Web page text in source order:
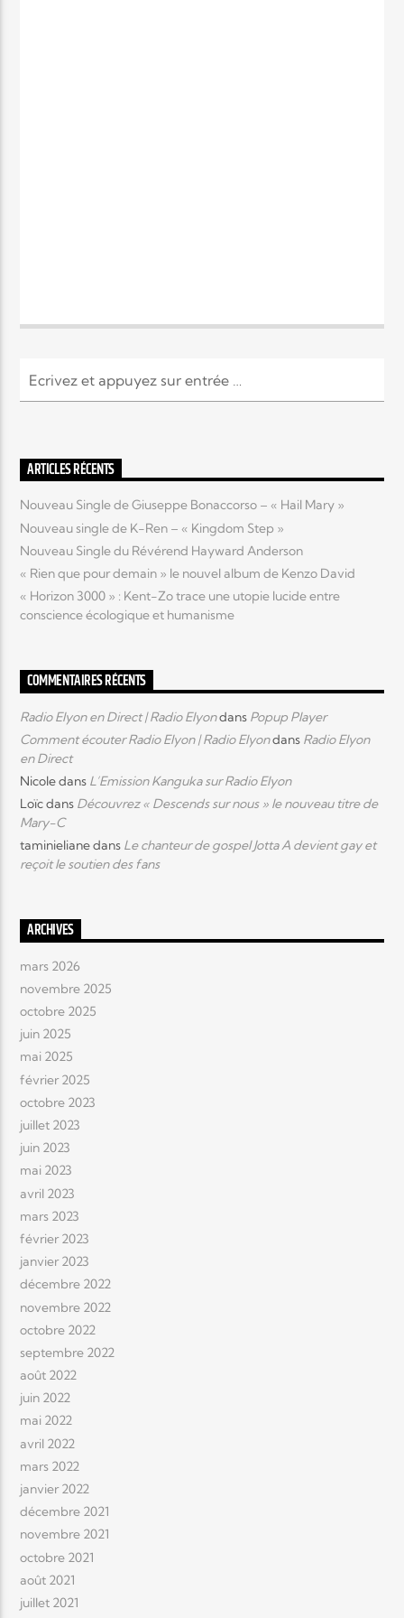
ARTICLES RÉCENTS
Nouveau Single de Giuseppe Bonaccorso – « Hail Mary »
Nouveau single de K-Ren – « Kingdom Step »
Nouveau Single du Révérend Hayward Anderson
« Rien que pour demain » le nouvel album de Kenzo David
« Horizon 3000 » : Kent-Zo trace une utopie lucide entre
conscience écologique et humanisme
COMMENTAIRES RÉCENTS
Radio Elyon en Direct | Radio Elyondans Popup Player
Comment écouter Radio Elyon | Radio Elyondans Radio Elyon
en Direct
Nicoledans L’Emission Kanguka sur Radio Elyon
Loïcdans Découvrez « Descends sur nous » le nouveau titre de
Mary-C
taminielianedans Le chanteur de gospel Jotta A devient gay et
reçoit le soutien des fans
ARCHIVES
mars 2026
novembre 2025
octobre 2025
juin 2025
mai 2025
février 2025
octobre 2023
juillet 2023
juin 2023
mai 2023
avril 2023
mars 2023
février 2023
janvier 2023
décembre 2022
novembre 2022
octobre 2022
septembre 2022
août 2022
juin 2022
mai 2022
avril 2022
mars 2022
janvier 2022
décembre 2021
novembre 2021
octobre 2021
août 2021
juillet 2021